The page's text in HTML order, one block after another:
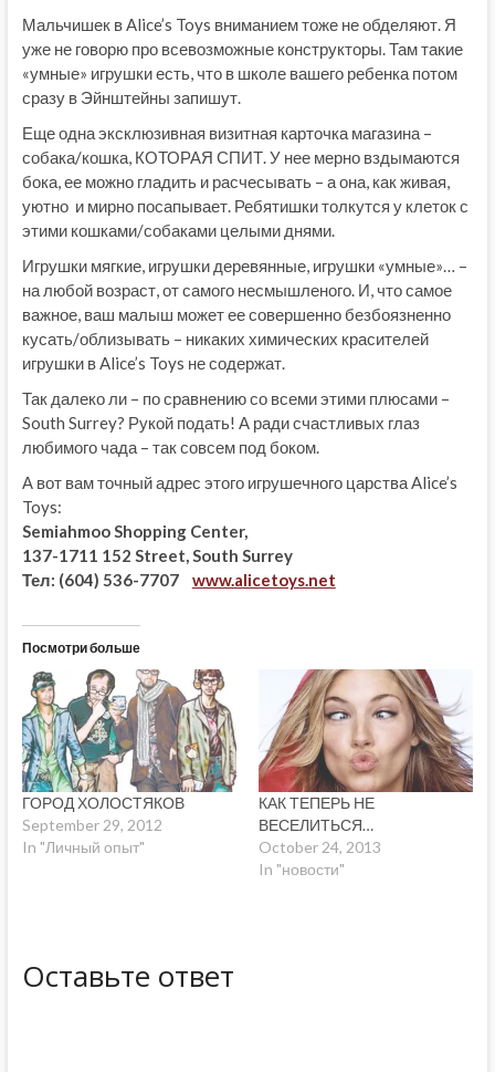
Мальчишек в Alice’s Toys вниманием тоже не обделяют. Я
уже не говорю про всевозможные конструкторы. Там такие
«умные» игрушки есть, что в школе вашего ребенка потом
сразу в Эйнштейны запишут.
Еще одна эксклюзивная визитная карточка магазина –
собака/кошка, КОТОРАЯ СПИТ. У нее мерно вздымаются
бока, ее можно гладить и расчесывать – а она, как живая,
уютно и мирно посапывает. Ребятишки толкутся у клеток с
этими кошками/собаками целыми днями.
Игрушки мягкие, игрушки деревянные, игрушки «умные»… –
на любой возраст, от самого несмышленого. И, что самое
важное, ваш малыш может ее совершенно безбоязненно
кусать/облизывать – никаких химических красителей
игрушки в Alice’s Toys не содержат.
Так далеко ли – по сравнению со всеми этими плюсами –
South Surrey? Рукой подать! А ради счастливых глаз
любимого чада – так совсем под боком.
А вот вам точный адрес этого игрушечного царства Alice’s
Toys:
Semiahmoo Shopping Center,
137-1711 152 Street, South Surrey
Тел: (604) 536-7707 www.alicetoys.net
Посмотри больше
ГОРОД ХОЛОСТЯКОВ
September 29, 2012
In "Личный опыт"
КАК ТЕПЕРЬ НЕ
ВЕСЕЛИТЬСЯ…
October 24, 2013
In "новости"
Оставьте ответ